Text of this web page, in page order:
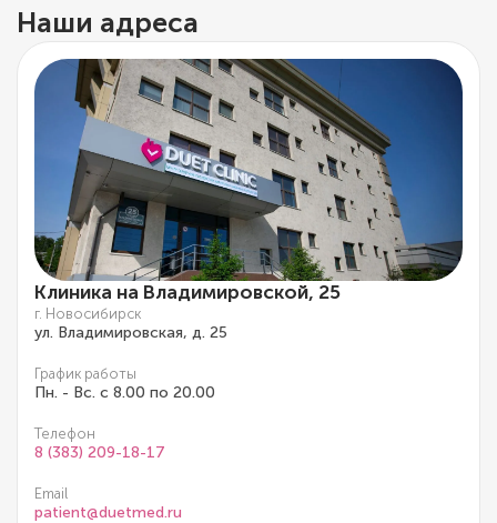
Наши адреса
Клиника на Владимировской, 25
г. Новосибирск
ул. Владимировская, д. 25
График работы
Пн. - Вс. с 8.00 по 20.00
Телефон
8 (383) 209-18-17
Email
patient@duetmed.ru